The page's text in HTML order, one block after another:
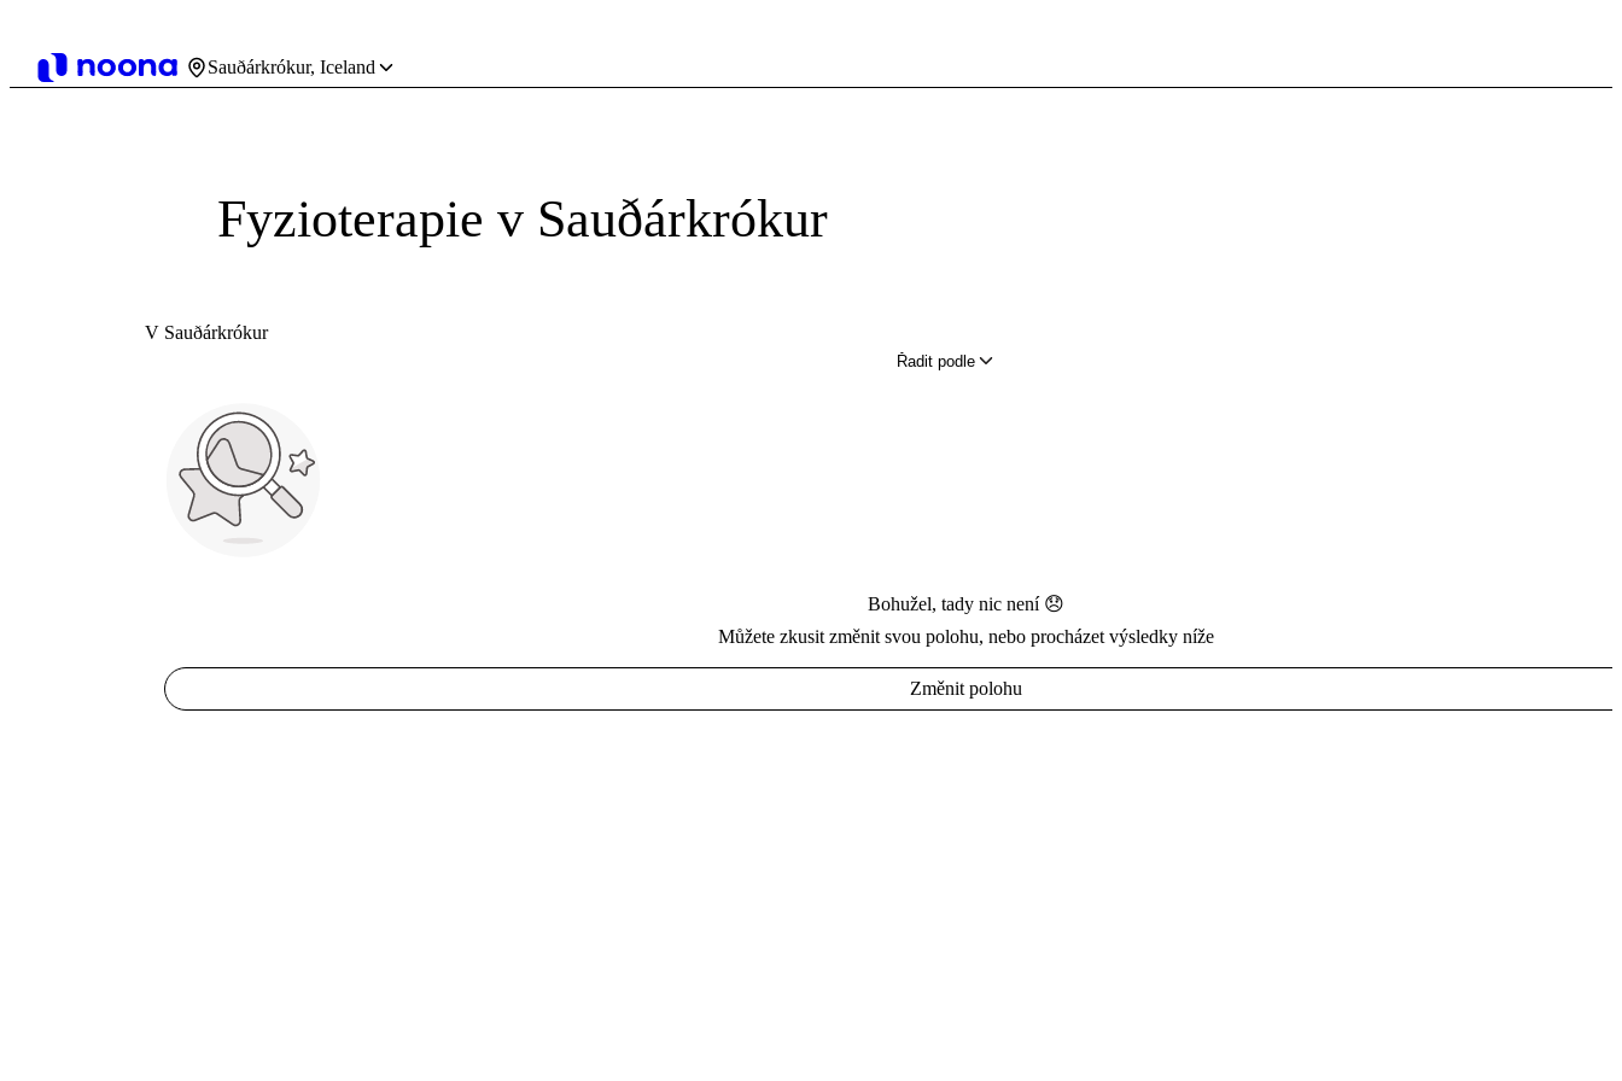
Sauðárkrókur, Iceland
Fyzioterapie v Sauðárkrókur
V Sauðárkrókur
Řadit podle
Bohužel, tady nic není 😞
Můžete zkusit změnit svou polohu, nebo procházet výsledky níže
Změnit polohu